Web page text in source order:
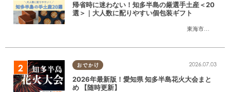
東海市
,大府市
帰省時に迷わない！知多半島の厳選手土産＜20
選＞｜大人数に配りやすい個包装ギフト
おでかけ 2026.07.03
2026年最新版！愛知県 知多半島花火大会まと
め 【随時更新】